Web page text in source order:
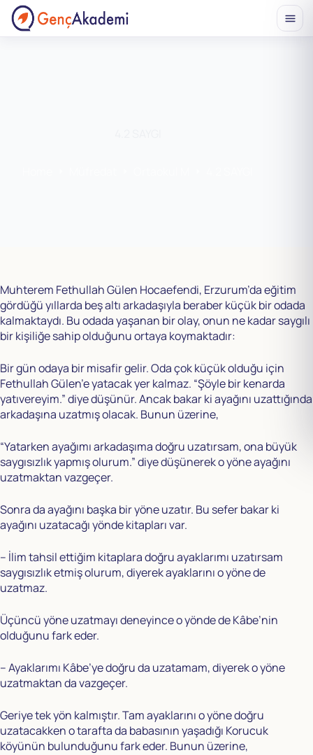
Muhterem Fethullah Gülen Hocaefendi, Erzurum’da eğitim
gördüğü yıllarda beş altı arkadaşıyla beraber küçük bir odada
kalmaktaydı. Bu odada yaşanan bir olay, onun ne kadar saygılı
bir kişiliğe sahip olduğunu ortaya koymaktadır:
Bir gün odaya bir misafir gelir. Oda çok küçük olduğu için
Fethullah Gülen’e yatacak yer kalmaz. “Şöyle bir kenarda
yatıvereyim.” diye düşünür. Ancak bakar ki ayağını uzattığında
arkadaşına uzatmış olacak. Bunun üzerine,
“Yatarken ayağımı arkadaşıma doğru uzatırsam, ona büyük
saygısızlık yapmış olurum.” diye düşünerek o yöne ayağını
uzatmaktan vazgeçer.
Sonra da ayağını başka bir yöne uzatır. Bu sefer bakar ki
ayağını uzatacağı yönde kitapları var.
– İlim tahsil ettiğim kitaplara doğru ayaklarımı uzatırsam
saygısızlık etmiş olurum, diyerek ayaklarını o yöne de
uzatmaz.
Üçüncü yöne uzatmayı deneyince o yönde de Kâbe’nin
olduğunu fark eder.
– Ayaklarımı Kâbe’ye doğru da uzatamam, diyerek o yöne
uzatmaktan da vazgeçer.
Geriye tek yön kalmıştır. Tam ayaklarını o yöne doğru
uzatacakken o tarafta da babasının yaşadığı Korucuk
köyünün bulunduğunu fark eder. Bunun üzerine,